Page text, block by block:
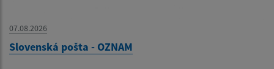
07.08.2026
Slovenská pošta - OZNAM